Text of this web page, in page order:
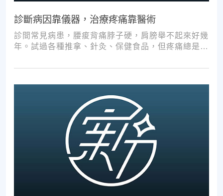
診斷病因靠儀器，治療疼痛靠醫術
診間常見病患，腰痠背痛脖子硬，肩膀舉不起來好幾
年。試過各種推拿、針灸、保健食品，但疼痛總是時